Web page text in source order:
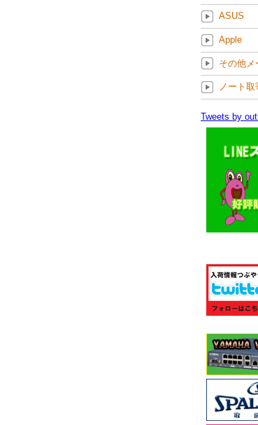
ASUS
Apple
その他メ
ノート取
Tweets by